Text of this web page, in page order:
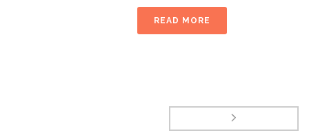
READ MORE